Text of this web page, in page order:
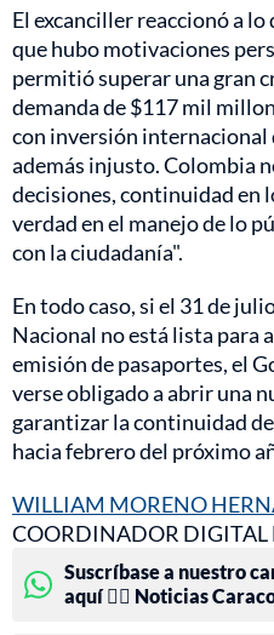
El excanciller reaccionó a
que hubo motivaciones
permitió superar una gran
demanda de $117 mil
con inversión internacional
además injusto. Colombia
decisiones, continuidad en
verdad en el manejo de lo
con la ciudadanía".
En todo caso, si el 31 de
Nacional no está lista para
emisión de pasaportes, el
verse obligado a abrir una
garantizar la continuidad
hacia febrero del próximo
WILLIAM MORENO
COORDINADOR DIGITAL
Suscríbase a nuestro
aquí 👉🏻 Noticias